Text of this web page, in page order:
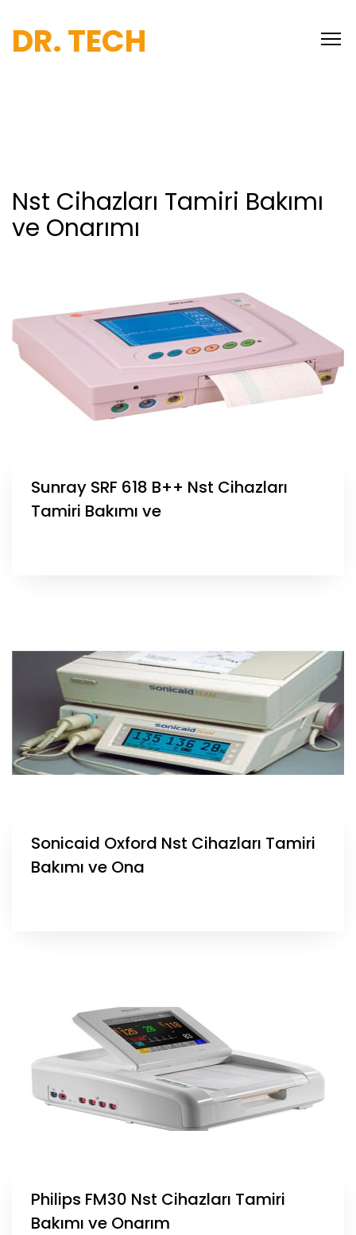
DR. TECH
Nst Cihazları Tamiri Bakımı
ve Onarımı
Sunray SRF 618 B++ Nst Cihazları
Tamiri Bakımı ve
Sonicaid Oxford Nst Cihazları Tamiri
Bakımı ve Ona
Philips FM30 Nst Cihazları Tamiri
Bakımı ve Onarım